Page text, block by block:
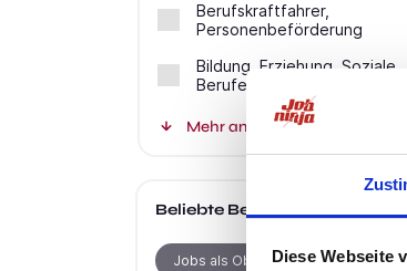
Diese Webseite
Berufskraftfahrer,
Personenbeförderung
Bildung, Erziehung, Soziale
Berufe
Mehr anzeigen
Beliebte Berufe
Jobs als Oberarzt